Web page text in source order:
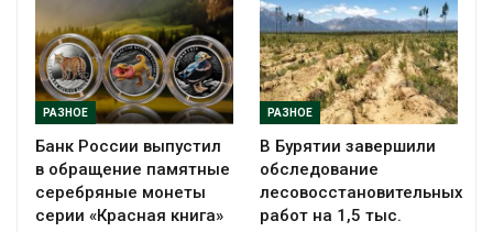
РАЗНОЕ
Банк России выпустил
в обращение памятные
серебряные монеты
серии «Красная книга»
РАЗНОЕ
В Бурятии завершили
обследование
лесовосстановительных
работ на 1,5 тыс.